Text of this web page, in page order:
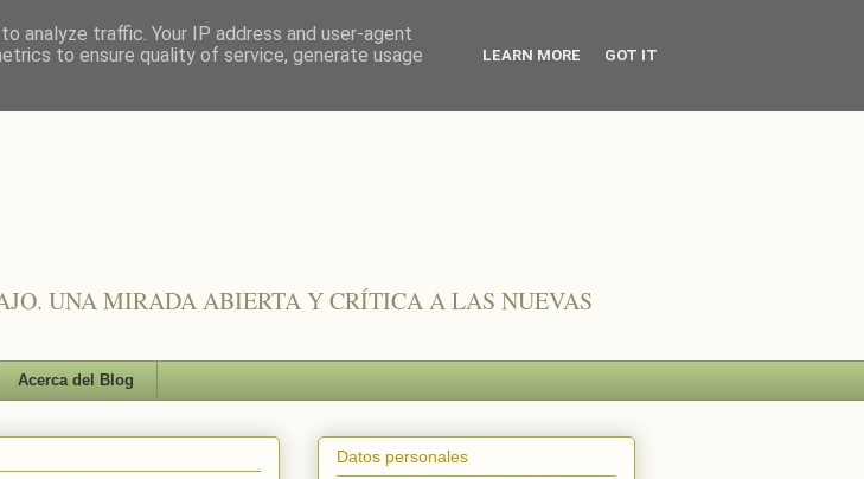
UNA MIRADA ABIERTA Y CRÍTICA A LAS NUEVAS
Acerca del Blog
Datos personales
analyze traffic. Your IP address and user-agent
to ensure quality of service, generate usage
LEARN MORE GOT IT